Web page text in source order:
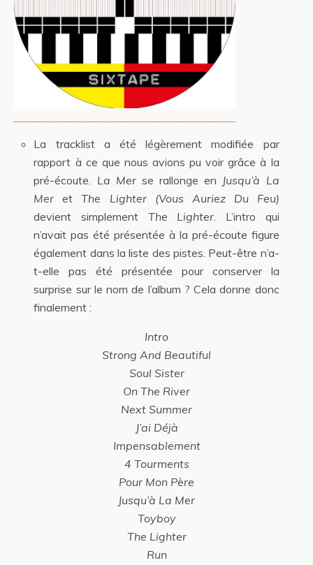
La tracklist a été légèrement modifiée par
rapport à ce que nous avions pu voir grâce à la
pré-écoute. La Mer se rallonge en Jusqu’à La
Mer etThe Lighter (Vous Auriez Du Feu)
devient simplement The Lighter. L’intro qui
n’avait pas été présentée à la pré-écoute figure
également dans la liste des pistes. Peut-être n’a-
t-elle pas été présentée pour conserver la
surprise sur le nom de l’album ? Cela donne donc
finalement :
Intro
Strong And Beautiful
Soul Sister
On The River
Next Summer
J’ai Déjà
Impensablement
4 Tourments
Pour Mon Père
Jusqu’à La Mer
Toyboy
The Lighter
Run